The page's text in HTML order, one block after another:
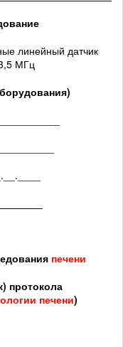
линейный датчик
МГц
печени
протокола
печени)